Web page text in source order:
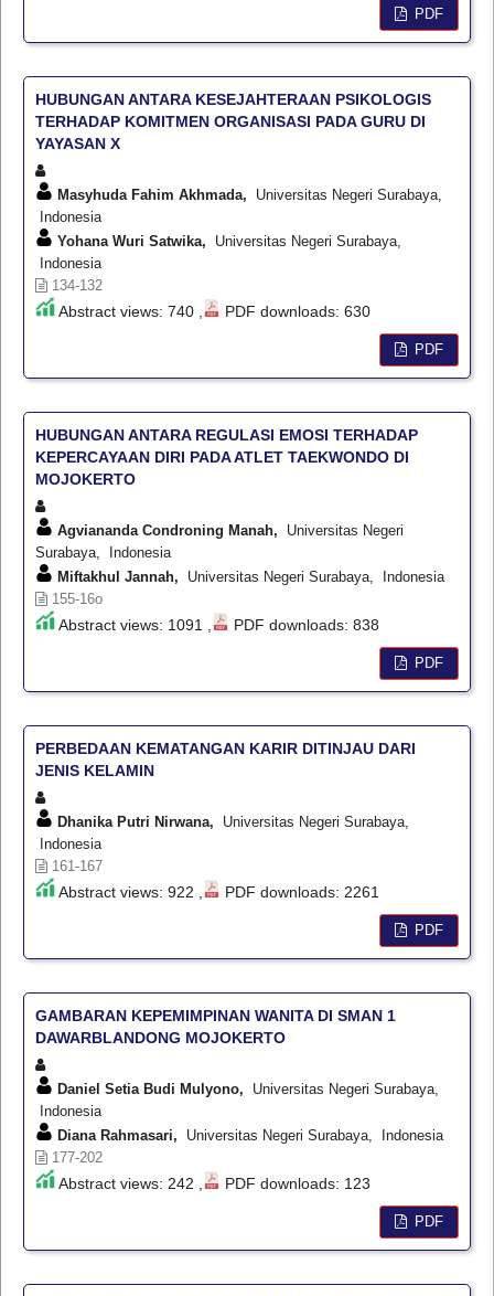
PDF
HUBUNGAN ANTARA KESEJAHTERAAN PSIKOLOGIS
TERHADAP KOMITMEN ORGANISASI PADA GURU DI
YAYASAN X
Masyhuda Fahim Akhmada, Universitas Negeri Surabaya,
Indonesia
Yohana Wuri Satwika, Universitas Negeri Surabaya,
Indonesia
134-132
Abstract views: 740 , PDF downloads: 630
PDF
HUBUNGAN ANTARA REGULASI EMOSI TERHADAP
KEPERCAYAAN DIRI PADA ATLET TAEKWONDO DI
MOJOKERTO
Agviananda Condroning Manah, Universitas Negeri
Surabaya, Indonesia
Miftakhul Jannah, Universitas Negeri Surabaya, Indonesia
155-16o
Abstract views: 1091 , PDF downloads: 838
PDF
PERBEDAAN KEMATANGAN KARIR DITINJAU DARI
JENIS KELAMIN
Dhanika Putri Nirwana, Universitas Negeri Surabaya,
Indonesia
161-167
Abstract views: 922 , PDF downloads: 2261
PDF
GAMBARAN KEPEMIMPINAN WANITA DI SMAN 1
DAWARBLANDONG MOJOKERTO
Daniel Setia Budi Mulyono, Universitas Negeri Surabaya,
Indonesia
Diana Rahmasari, Universitas Negeri Surabaya, Indonesia
177-202
Abstract views: 242 , PDF downloads: 123
PDF